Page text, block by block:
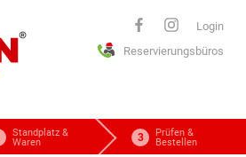
Login
Reservierungsbüros
Standplatz &
Waren
Prüfen &
Bestellen